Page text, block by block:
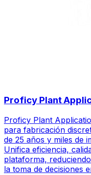
Proficy Plant
Proficy Plant
para fabricación
de 25 años y miles de
Unifica eficiencia,
plataforma,
la toma de decisiones